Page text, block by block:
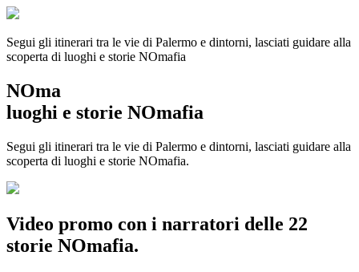
Segui gli itinerari tra le vie di Palermo e dintorni, lasciati guidare alla
scoperta di luoghi e storie NOmafia
NOma
luoghi e storie NOmafia
Segui gli itinerari tra le vie di Palermo e dintorni, lasciati guidare alla
scoperta di luoghi e storie NOmafia.
Video promo con i narratori delle 22
storie NOmafia.